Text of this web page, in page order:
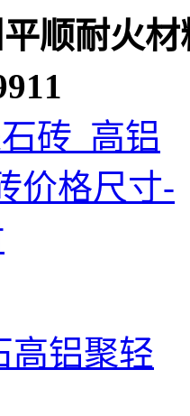
顺耐火
高铝聚轻